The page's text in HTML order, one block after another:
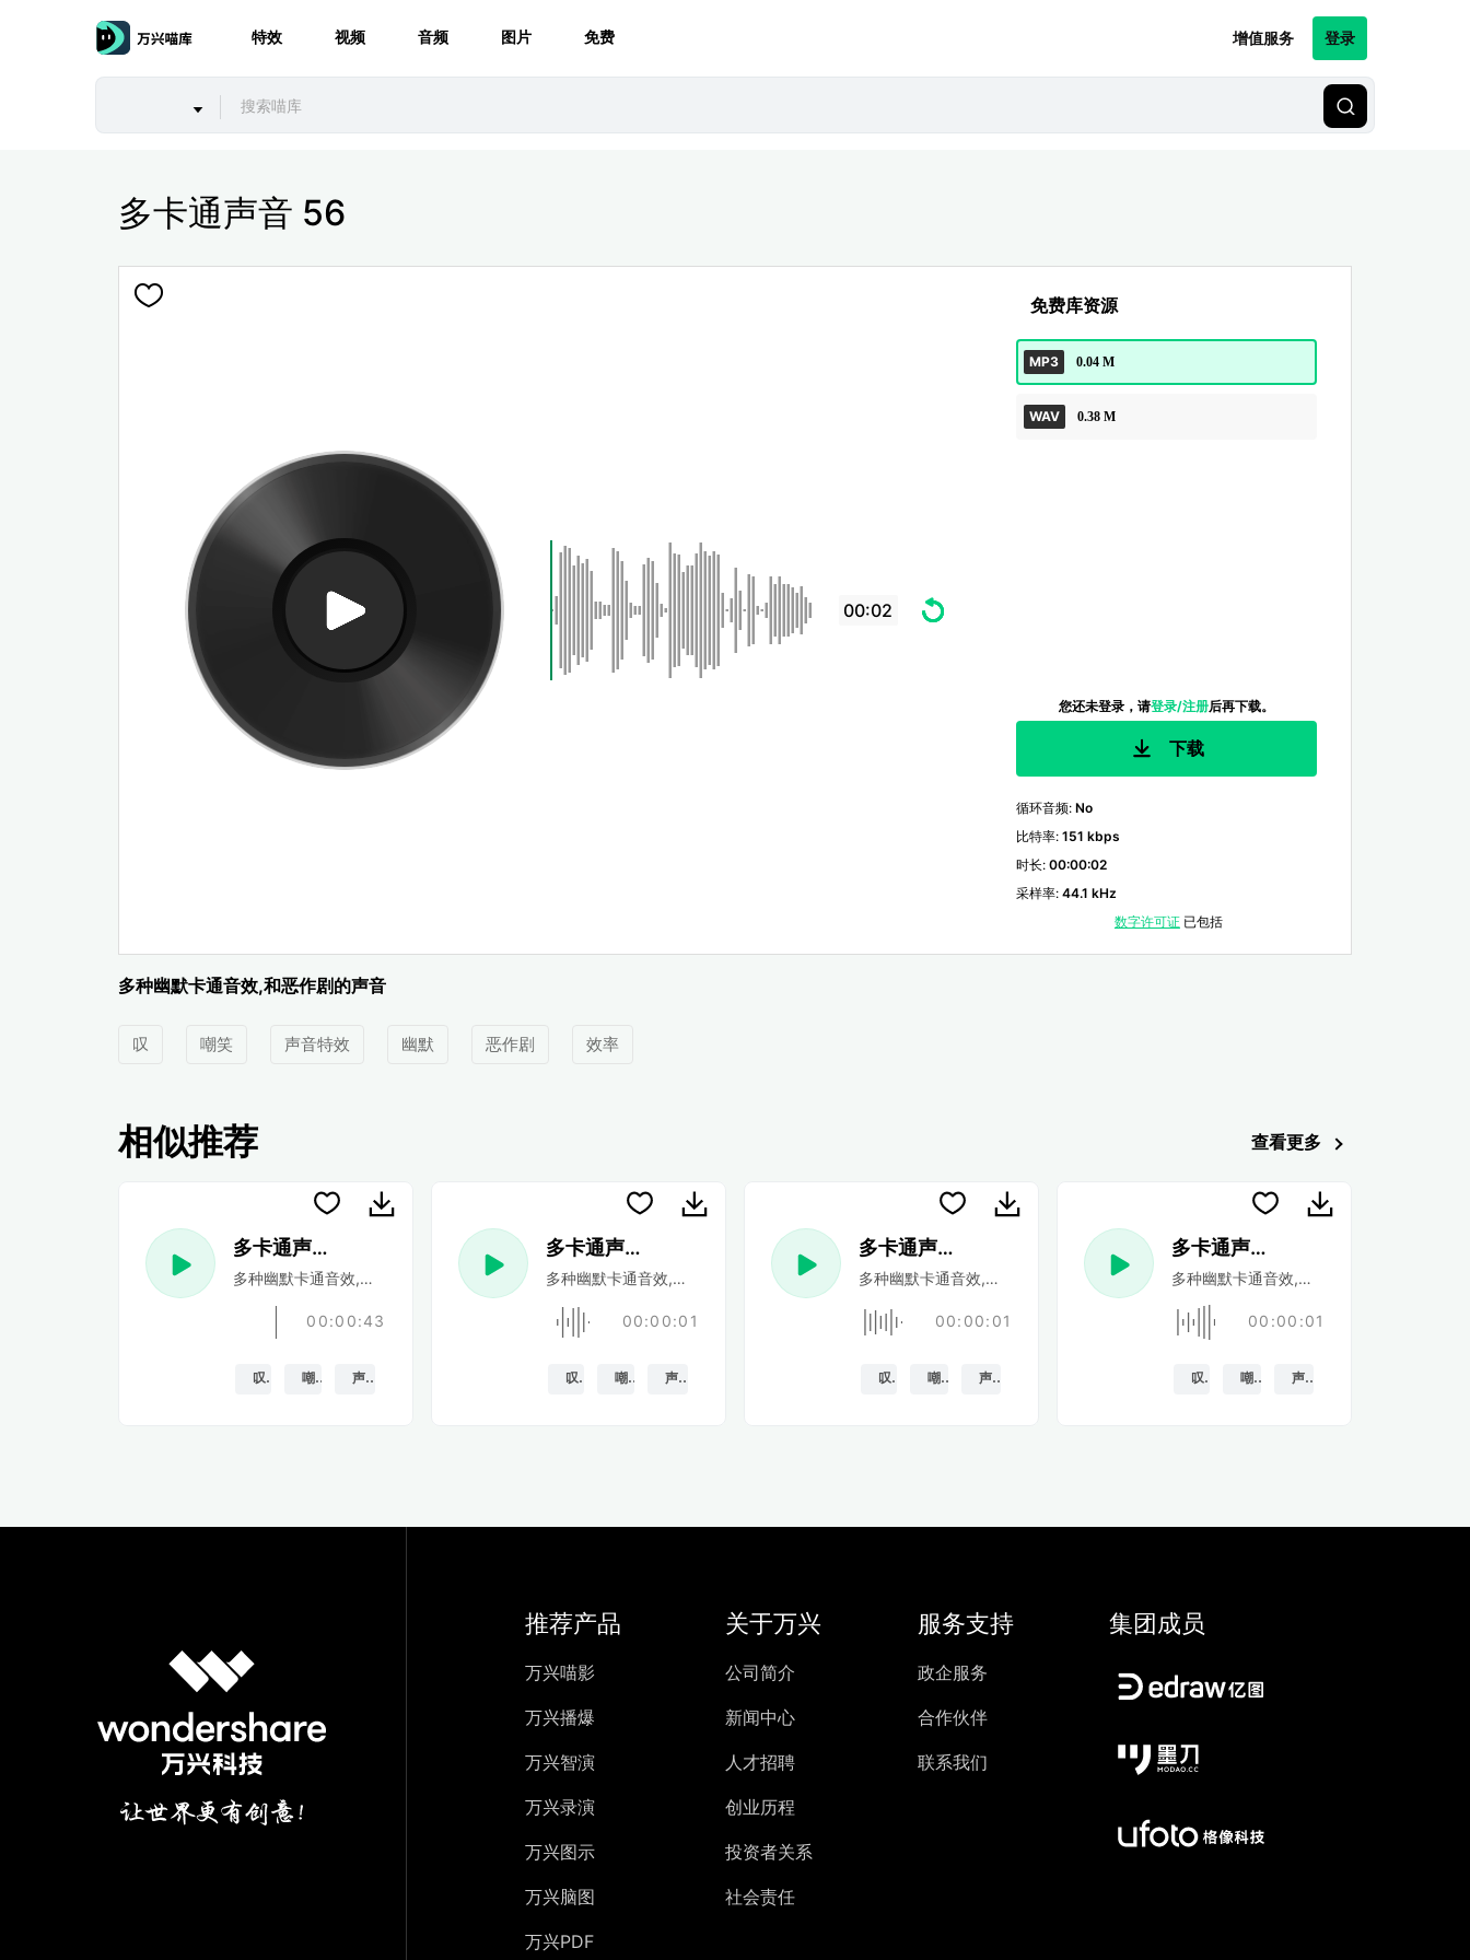
特效 视频 音频 图片 免费 增值服务 登录
多卡通声音 56
00:02
免费库资源
MP3 0.04 M
WAV 0.38 M
您还未登录，请登录/注册后再下载。
下载
循环音频: No
比特率: 151 kbps
时长: 00:00:02
采样率: 44.1 kHz
数字许可证已包括
多种幽默卡通音效,和恶作剧的声音
叹 嘲笑 声音特效 幽默 恶作剧 效率
相似推荐 查看更多
多卡通声音 51
多种幽默卡通音效,和恶作剧的声音
00:00:43
叹 嘲笑 声音特效
多卡通声音 52
多种幽默卡通音效,和恶作剧的声音
00:00:01
叹 嘲笑 声音特效
多卡通声音 53
多种幽默卡通音效,和恶作剧的声音
00:00:01
叹 嘲笑 声音特效
多卡通声音 54
多种幽默卡通音效,和恶作剧的声音
00:00:01
叹 嘲笑 声音特效
推荐产品
万兴喵影
万兴播爆
万兴智演
万兴录演
万兴图示
万兴脑图
万兴PDF
关于万兴
公司简介
新闻中心
人才招聘
创业历程
投资者关系
社会责任
服务支持
政企服务
合作伙伴
联系我们
集团成员